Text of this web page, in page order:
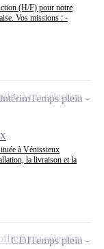
(H/F) pour notre
Vos missions : -
à Vénissieux
la livraison et la
IntérimTemps plein
à ma sélection
CDITemps plein
à ma sélection